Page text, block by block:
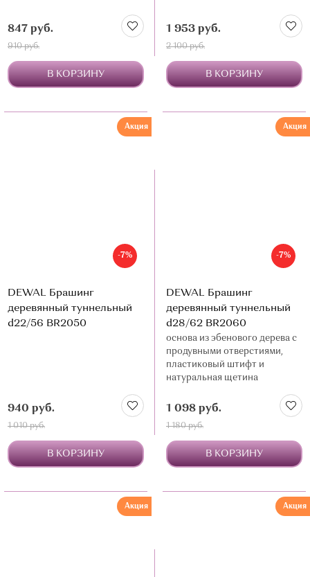
847 руб.
910 руб.
В КОРЗИНУ
1 953 руб.
2 100 руб.
В КОРЗИНУ
-7%
Акция
DEWAL Брашинг
деревянный туннельный
d22/56 BR2050
940 руб.
1 010 руб.
В КОРЗИНУ
-7%
Акция
DEWAL Брашинг
деревянный туннельный
d28/62 BR2060
основа из эбенового дерева с
продувными отверстиями,
пластиковый штифт и
натуральная щетина
1 098 руб.
1 180 руб.
В КОРЗИНУ
Акция Акция